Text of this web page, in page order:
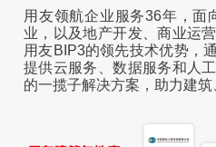
用友领航企业服务36年，面
业，以及地产开发、商业运
用友BIP3的领先技术优势，
提供云服务、数据服务和人
的一揽子解决方案，助力建